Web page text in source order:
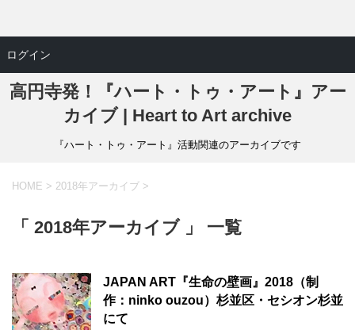
高円寺発！『ハート・トゥ・アート』アー
カイブ | Heart to Art archive
『ハート・トゥ・アート』活動関連のアーカイブです
HOME > 2018年アーカイブ >
「 2018年アーカイブ 」 一覧
JAPAN ART『生命の壁画』2018（制
作：ninko ouzou）杉並区・セシオン杉並
にて
ログイン